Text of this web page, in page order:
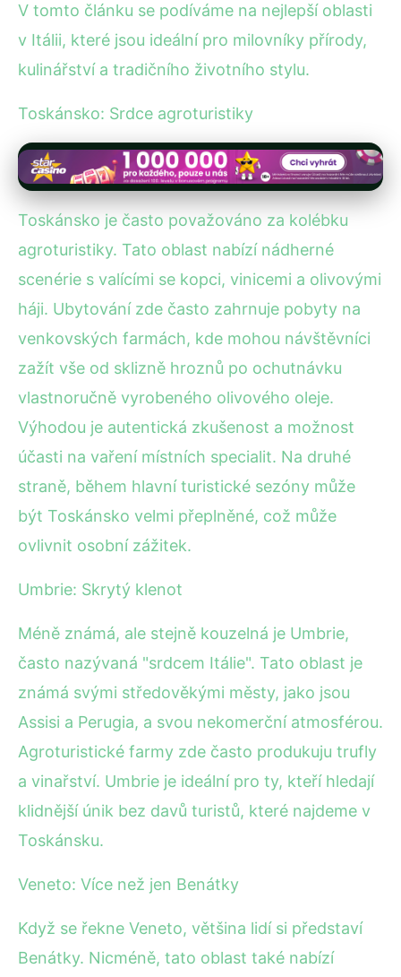
V tomto článku se podíváme na nejlepší oblasti
v Itálii, které jsou ideální pro milovníky přírody,
kulinářství a tradičního životního stylu.
Toskánsko: Srdce agroturistiky
Toskánsko je často považováno za kolébku
agroturistiky. Tato oblast nabízí nádherné
scenérie s valícími se kopci, vinicemi a olivovými
háji. Ubytování zde často zahrnuje pobyty na
venkovských farmách, kde mohou návštěvníci
zažít vše od sklizně hroznů po ochutnávku
vlastnoručně vyrobeného olivového oleje.
Výhodou je autentická zkušenost a možnost
účasti na vaření místních specialit. Na druhé
straně, během hlavní turistické sezóny může
být Toskánsko velmi přeplněné, což může
ovlivnit osobní zážitek.
Umbrie: Skrytý klenot
Méně známá, ale stejně kouzelná je Umbrie,
často nazývaná "srdcem Itálie". Tato oblast je
známá svými středověkými městy, jako jsou
Assisi a Perugia, a svou nekomerční atmosférou.
Agroturistické farmy zde často produkuju trufly
a vinařství. Umbrie je ideální pro ty, kteří hledají
klidnější únik bez davů turistů, které najdeme v
Toskánsku.
Veneto: Více než jen Benátky
Když se řekne Veneto, většina lidí si představí
Benátky. Nicméně, tato oblast také nabízí